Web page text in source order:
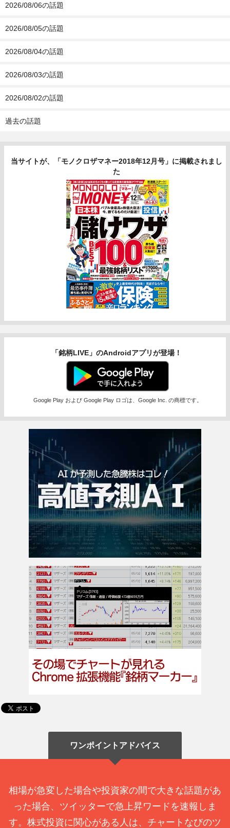
2026/08/06の話題
2026/08/05の話題
2026/08/04の話題
2026/08/03の話題
2026/08/02の話題
過去の話題
当サイトが、「モノクロザマネー2018年12月号」に掲載されまし
た
「銘柄LIVE」のAndroidアプリが登場！
Google Play および Google Play ロゴは、Google Inc. の商標です。
ワンポイントアドバイス
相場が急変した場合や投資家の間で大きな話題があ
った場合、ツイッターで急上昇ワードを速報しま
す。株式投資に関心がある人は、チャートなびのツ